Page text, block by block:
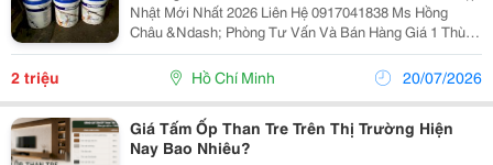
Nhật Mới Nhất 2026 Liên Hệ 0917041838 Ms Hồng
Châu &Ndash; Phòng Tư Vấn Và Bán Hàng Giá 1 Thùng
Sơn Sân Tennis Pickleball Chính Hãng Mới Nhất Hiện
Nay Khi Có Nhu Cầu Thi Công Hoặc Cải Tạo Sân...
2 triệu Hồ Chí Minh 20/07/2026
Giá Tấm Ốp Than Tre Trên Thị Trường Hiện
Nay Bao Nhiêu?